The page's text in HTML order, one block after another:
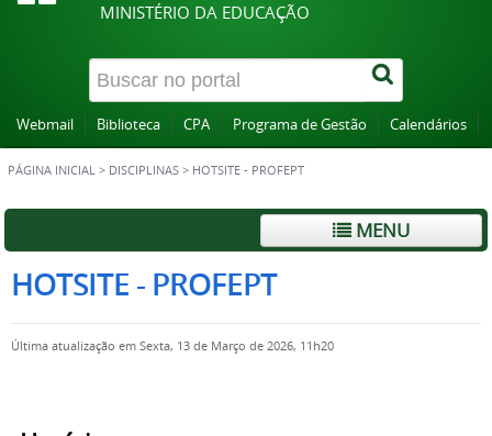
MINISTÉRIO DA EDUCAÇÃO
Webmail Biblioteca CPA Programa de Gestão Calendários
PÁGINA INICIAL > DISCIPLINAS > HOTSITE - PROFEPT
MENU
HOTSITE - PROFEPT
Última atualização em Sexta, 13 de Março de 2026, 11h20